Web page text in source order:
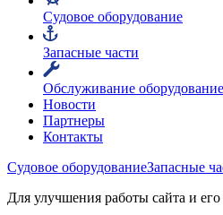
Судовое оборудование
Запасные части
Обслуживание оборудование
Новости
Партнеры
Контакты
Судовое оборудованиеЗапасные
Для улучшения работы сайта и